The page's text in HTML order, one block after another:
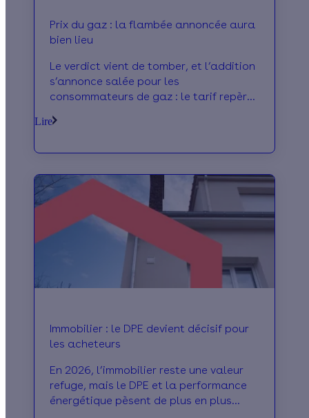
Prix du gaz : la flambée annoncée aura
bien lieu
Le verdict vient de tomber, et l’addition
s’annonce salée pour les
consommateurs de gaz : le tarif repère
2026. Qui sont les 7,5 millions de
s’attendre sur la facture ? Comment
limiter les dégâts ? Effy répond à vos
questions.
Lire
Immobilier : le DPE devient décisif pour
les acheteurs
En 2026, l’immobilier reste une valeur
refuge, mais le DPE et la performance
énergétique pèsent de plus en plus